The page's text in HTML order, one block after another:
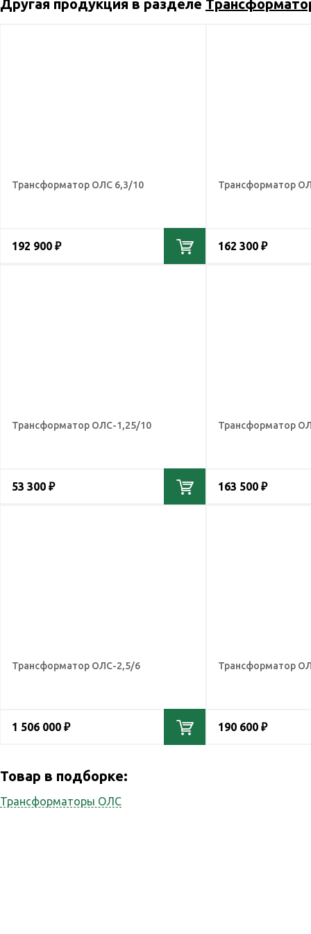
Другая продукция в разделе
Трансформатор ОЛС 6,3/10
192 900 ₽
Трансформатор
162 300 ₽
Трансформатор ОЛС-1,25/10
53 300 ₽
Трансформатор
163 500 ₽
Трансформатор ОЛС-2,5/6
1 506 000 ₽
Трансформатор
190 600 ₽
Товар в подборке:
Трансформаторы ОЛС